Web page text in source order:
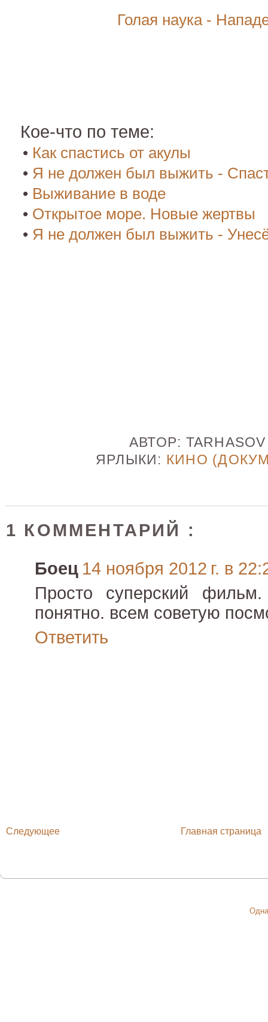
Голая наука -
Кое-что по теме:
• Как спастись от акулы
• Я не должен был выжить -
• Выживание в воде
• Открытое море. Новые жертвы
• Я не должен был выжить -
АВТОР:
ЯРЛЫКИ: КИНО
1 КОММЕНТАРИЙ :
Боец 14 ноября 2012 г. в
Просто суперский
понятно. всем советую
Ответить
Следующее Главная страница